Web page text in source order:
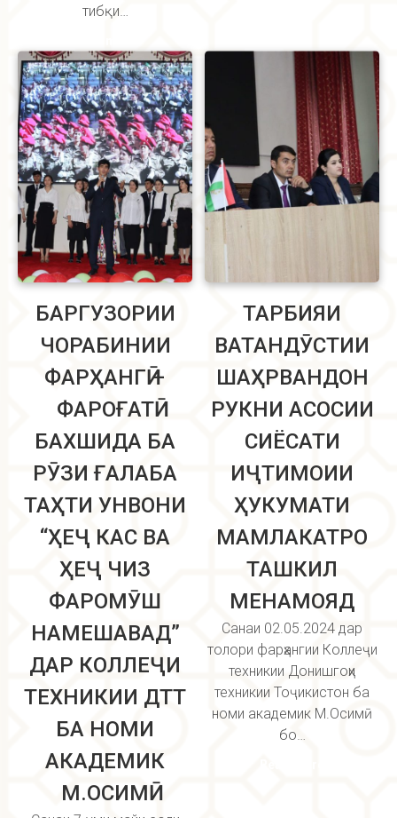
тибқи…
БАРГУЗОРИИ
ЧОРАБИНИИ
ФАРҲАНГӢ –
ФАРОҒАТӢ
БАХШИДА БА
РӮЗИ ҒАЛАБА
ТАҲТИ УНВОНИ
“ҲЕҶ КАС ВА
ҲЕҶ ЧИЗ
ФАРОМӮШ
НАМЕШАВАД”
ДАР КОЛЛЕҶИ
ТЕХНИКИИ ДТТ
БА НОМИ
АКАДЕМИК
М.ОСИМӢ
ТАРБИЯИ
ВАТАНДӮСТИИ
ШАҲРВАНДОН
РУКНИ АСОСИИ
СИЁСАТИ
ИҶТИМОИИ
ҲУКУМАТИ
МАМЛАКАТРО
ТАШКИЛ
МЕНАМОЯД
Санаи 02.05.2024 дар
толори фарҳангии Коллеҷи
техникии Донишгоҳи
техникии Тоҷикистон ба
номи академик М.Осимӣ
бо…